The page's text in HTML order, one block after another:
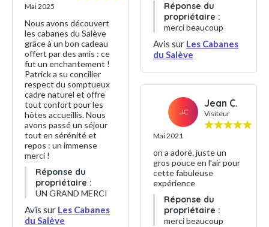
Mai 2025
Nous avons découvert
les cabanes du Salève
grâce à un bon cadeau
offert par des amis : ce
fut un enchantement !
Patrick a su concilier
respect du somptueux
cadre naturel et offre
tout confort pour les
hôtes accueillis. Nous
avons passé un séjour
tout en sérénité et
repos : un immense
merci !
Réponse du
propriétaire :
UN GRAND MERCI
Avis sur Les Cabanes
du Salève
Réponse du
propriétaire :
merci beaucoup
Avis sur Les Cabanes
du Salève
JC
Jean C.
Visiteur
Mai 2021
on a adoré. juste un
gros pouce en l'air pour
cette fabuleuse
expérience
Réponse du
propriétaire :
merci beaucoup